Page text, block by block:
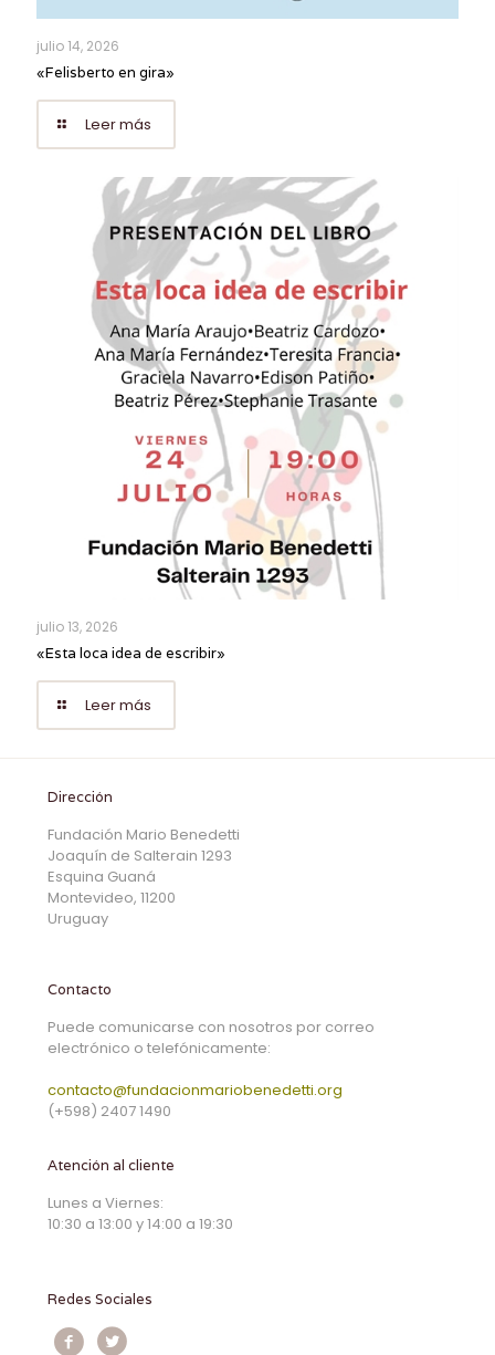
julio 14, 2026
«Felisberto en gira»
Leer más
julio 13, 2026
«Esta loca idea de escribir»
Leer más
Dirección
Fundación Mario Benedetti
Joaquín de Salterain 1293
Esquina Guaná
Montevideo, 11200
Uruguay
Contacto
Puede comunicarse con nosotros por correo
electrónico o telefónicamente:
contacto@fundacionmariobenedetti.org
(+598) 2407 1490
Atención al cliente
Lunes a Viernes:
10:30 a 13:00 y 14:00 a 19:30
Redes Sociales